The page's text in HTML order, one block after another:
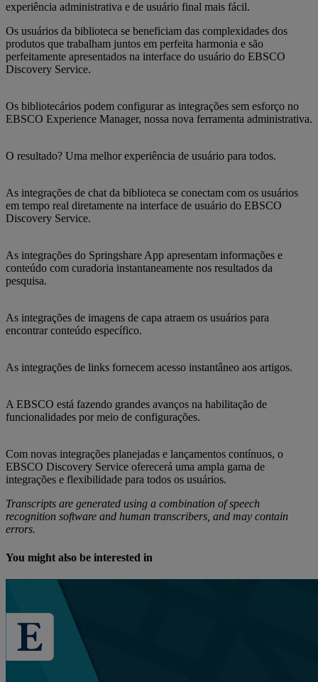
experiência administrativa e de usuário final mais fácil.
Os usuários da biblioteca se beneficiam das complexidades dos
produtos que trabalham juntos em perfeita harmonia e são
perfeitamente apresentados na interface do usuário do EBSCO
Discovery Service.
Os bibliotecários podem configurar as integrações sem esforço no
EBSCO Experience Manager, nossa nova ferramenta administrativa.
O resultado? Uma melhor experiência de usuário para todos.
As integrações de chat da biblioteca se conectam com os usuários
em tempo real diretamente na interface de usuário do EBSCO
Discovery Service.
As integrações do Springshare App apresentam informações e
conteúdo com curadoria instantaneamente nos resultados da
pesquisa.
As integrações de imagens de capa atraem os usuários para
encontrar conteúdo específico.
As integrações de links fornecem acesso instantâneo aos artigos.
A EBSCO está fazendo grandes avanços na habilitação de
funcionalidades por meio de configurações.
Com novas integrações planejadas e lançamentos contínuos, o
EBSCO Discovery Service oferecerá uma ampla gama de
integrações e flexibilidade para todos os usuários.
Transcripts are generated using a combination of speech
recognition software and human transcribers, and may contain
errors.
You might also be interested in